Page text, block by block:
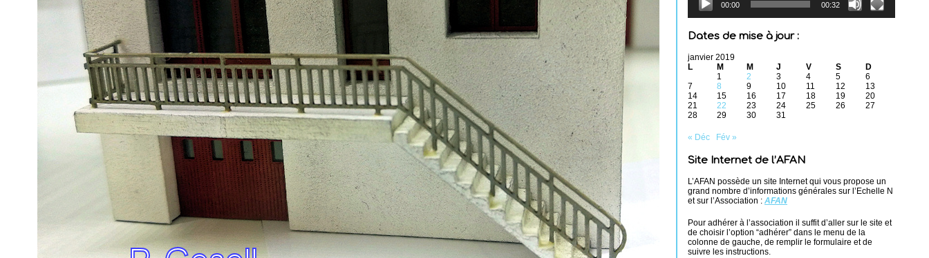
00:00 00:32
Dates de mise à jour :
janvier 2019
L
M M J V S
D
1
2 3 4 5
6
7
8 9 10 11 12
13
14
15 16 17 18 19
20
21
22 23 24 25 26
27
28
29 30 31
« Déc Fév »
Site Internet de l’AFAN
L’AFAN possède un site Internet qui vous propose un
grand nombre d’informations générales sur l’Echelle N
et sur l’Association : AFAN
Pour adhérer à l’association il suffit d’aller sur le site et
de choisir l’option “adhérer” dans le menu de la
colonne de gauche, de remplir le formulaire et de
suivre les instructions.